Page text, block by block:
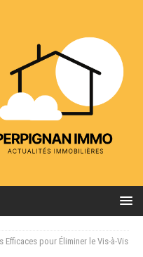
Efficaces pour Éliminer le Vis-à-Vis